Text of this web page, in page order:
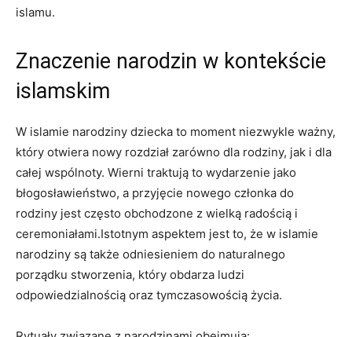
islamu.
Znaczenie narodzin w kontekście
islamskim
W islamie narodziny dziecka to moment niezwykle ważny,
który otwiera nowy rozdział zarówno dla rodziny, jak i dla
całej wspólnoty. Wierni traktują to wydarzenie jako
błogosławieństwo, a przyjęcie nowego członka do
rodziny jest często obchodzone z wielką radością i
ceremoniałami.Istotnym aspektem jest to, że w islamie
narodziny są także odniesieniem do naturalnego
porządku stworzenia, który obdarza ludzi
odpowiedzialnością oraz tymczasowością życia.